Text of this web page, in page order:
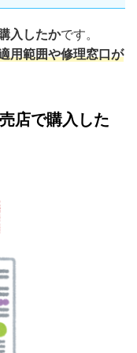
入したかです。
用範囲や修理窓口が
店で購入した